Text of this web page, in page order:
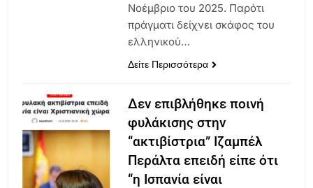
Νοέμβριο του 2025. Παρότι
πράγματι δείχνει σκάφος του
ελληνικού…
Δείτε Περισσότερα
Δεν επιβλήθηκε ποινή
φυλάκισης στην
“ακτιβίστρια” Ιζαμπέλ
Περάλτα επειδή είπε ότι
“η Ισπανία είναι